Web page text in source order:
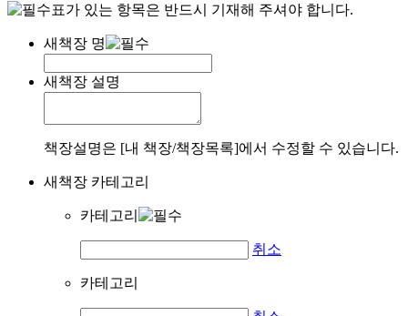
표가 있는 항목은 반드시 기재해 주셔야 합니다.
새책장 명
새책장 설명
책장설명은 [내 책장/책장목록]에서 수정할 수 있습니다.
새책장 카테고리
카테고리
취소
카테고리